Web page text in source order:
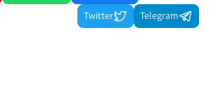
Telegram
Twitter